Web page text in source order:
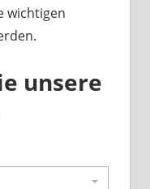
wichtigen
unsere